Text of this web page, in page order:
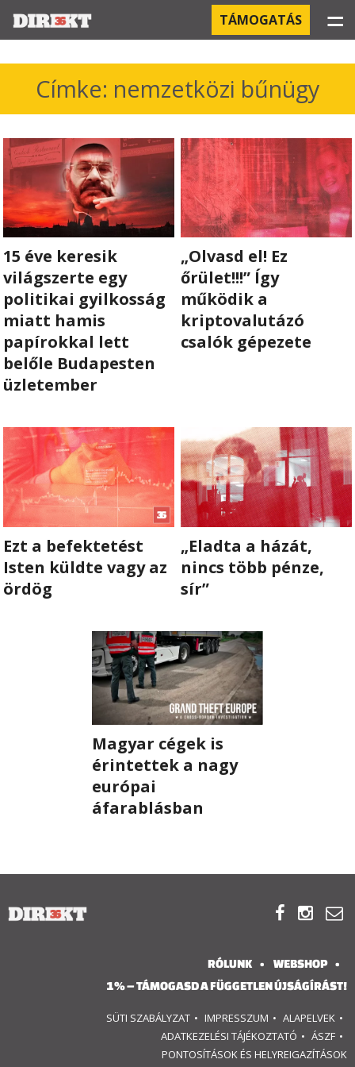
PROJEKTEK
KÓRHÁZI FERTŐZÉSEK
ORBÁN ÉS A GAZDASÁG
KÍNAI NEGYED
OROSZ KAPCSOLATOK
PEGASUS-MEGFIGYELÉSEK
AZ ORBÁN CSALÁD ÜZLETEI
OFFSHORE TITKOK
RÓLUNK
ALAPELVEK
CSAPAT
MŰKÖDÉS
TÁMOGATÁS
1%
WEBSHOP
TÁMOGATÁS ☰
Címke: nemzetközi bűnügy
15 éve keresik
világszerte egy
politikai gyilkosság
miatt hamis
papírokkal lett
belőle Budapesten
üzletember
„Olvasd el! Ez
őrület!!!” Így
működik a
kriptovalutázó
csalók gépezete
Ezt a befektetést
Isten küldte vagy az
ördög
„Eladta a házát,
nincs több pénze,
sír”
Magyar cégek is
érintettek a nagy
európai
áfarablásban
  
RÓLUNK
WEBSHOP
1% – TÁMOGASD A FÜGGETLEN ÚJSÁGÍRÁST!
SÜTI SZABÁLYZAT IMPRESSZUM
ALAPELVEK
ADATKEZELÉSI TÁJÉKOZTATÓ
ÁSZF
PONTOSÍTÁSOK ÉS HELYREIGAZÍTÁSOK